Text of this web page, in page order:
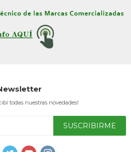
todas nuestras novedades!
SUSCRIBIRME